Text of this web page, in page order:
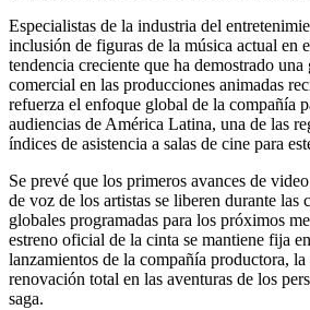
Especialistas de la industria del
inclusión de figuras de la música actual en
tendencia creciente que ha demostrado
comercial en las producciones animadas
refuerza el enfoque global de la compañía
audiencias de América Latina, una de las
índices de asistencia a salas de cine para
Se prevé que los primeros avances de
de voz de los artistas se liberen durante las
globales programadas para los próximos
estreno oficial de la cinta se mantiene fija
lanzamientos de la compañía productora,
renovación total en las aventuras de los
saga.